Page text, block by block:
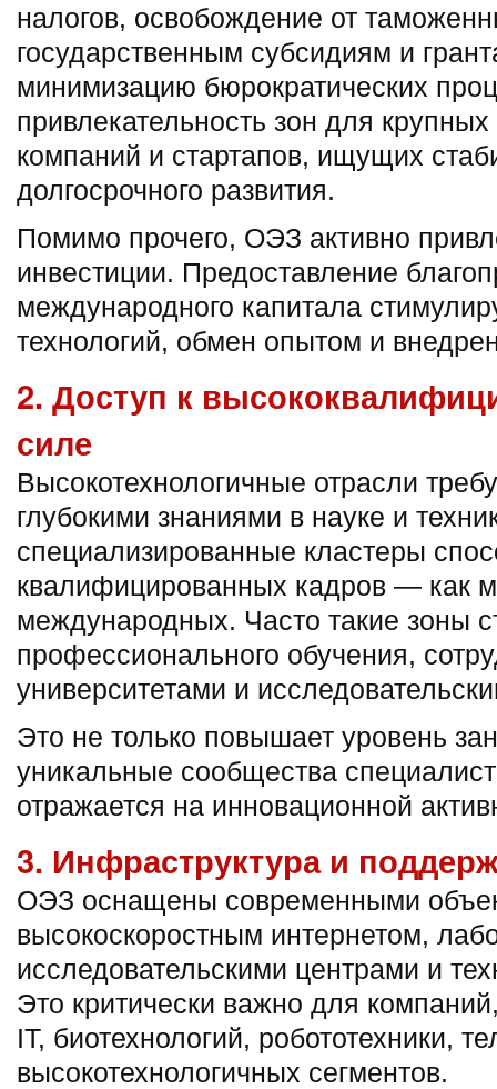
налогов, освобождение от
государственным субсидиям и
минимизацию бюрократических
привлекательность зон для крупных
компаний и стартапов, ищущих
долгосрочного развития.
Помимо прочего, ОЭЗ активно
инвестиции. Предоставление
международного капитала
технологий, обмен опытом и
2. Доступ к
силе
Высокотехнологичные отрасли
глубокими знаниями в науке и
специализированные кластеры
квалифицированных кадров — как
международных. Часто такие зоны
профессионального обучения,
университетами и
Это не только повышает уровень
уникальные сообщества
отражается на инновационной
3. Инфраструктура и
ОЭЗ оснащены современными
высокоскоростным интернетом,
исследовательскими центрами и
Это критически важно для
IT, биотехнологий, робототехники,
высокотехнологичных сегментов.